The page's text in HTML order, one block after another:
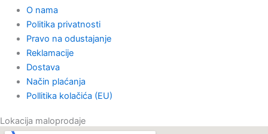
O nama
Politika privatnosti
Pravo na odustajanje
Reklamacije
Dostava
Način plaćanja
Pollitika kolačića (EU)
Lokacija maloprodaje